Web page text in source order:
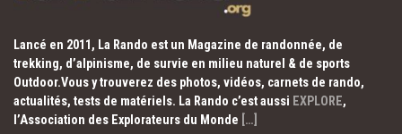
Lancé en 2011, La Rando est un Magazine de randonnée, de
trekking, d’alpinisme, de survie en milieu naturel & de sports
Outdoor.Vous y trouverez des photos, vidéos, carnets de rando,
actualités, tests de matériels. La Rando c’est aussi EXPLORE,
l’Association des Explorateurs du Monde […]